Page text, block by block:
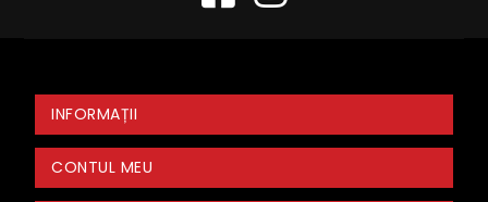
INFORMAȚII
CONTUL MEU